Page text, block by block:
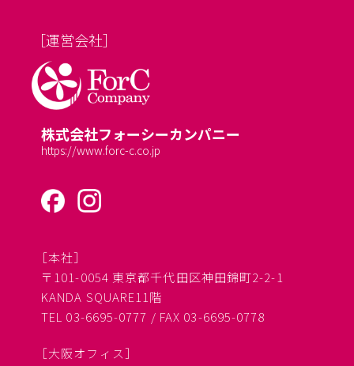
［運営会社］
株式会社フォーシーカンパニー
https://www.forc-c.co.jp
［本社］
〒101-0054 東京都千代田区神田錦町2-2-1
KANDA SQUARE11階
TEL 03-6695-0777 / FAX 03-6695-0778
［大阪オフィス］